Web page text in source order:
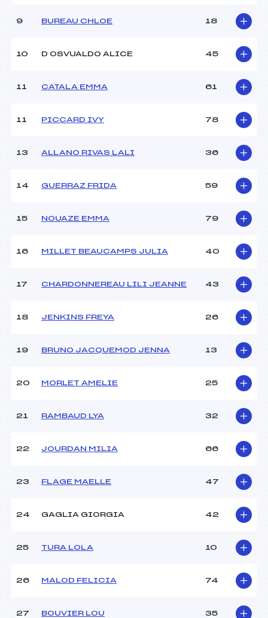
Ouvreurs B :
Ouvreurs D :
Température arrivée :
U12
9 BUREAU CHLOE 18
10 D OSVUALDO ALICE 45
11 CATALA EMMA 61
11 PICCARD IVY 78
13 ALLANO RIVAS LALI 36
14 GUERRAZ FRIDA 59
15 NOUAZE EMMA 79
16 MILLET BEAUCAMPS JULIA 40
17 CHARDONNEREAU LILI JEANNE 43
18 JENKINS FREYA 26
19 BRUNO JACQUEMOD JENNA 13
20 MORLET AMELIE 25
21 RAMBAUD LYA 32
22 JOURDAN MILIA 66
23 FLAGE MAELLE 47
24 GAGLIA GIORGIA 42
25 TURA LOLA 10
26 MALOD FELICIA 74
27 BOUVIER LOU 35